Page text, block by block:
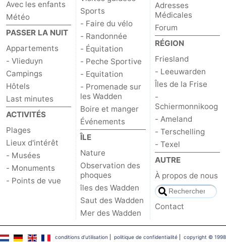
Avec les enfants
Météo
PASSER LA NUIT
Appartements
- Vlieduyn
Campings
Hôtels
Last minutes
ACTIVITÉS
Plages
Lieux d'intérêt
- Musées
- Monuments
- Points de vue
Sports
- Faire du vélo
- Randonnée
- Équitation
- Peche Sportive
- Equitation
- Promenade sur
les Wadden
Boire et manger
Événements
ÎLE
Nature
Observation des
phoques
îles des Wadden
Saut des Wadden
Mer des Wadden
Adresses
Médicales
Forum
RÉGION
Friesland
- Leeuwarden
Îles de la Frise
-
Schiermonnikoog
- Ameland
- Terschelling
- Texel
AUTRE
À propos de nous
Contact
conditions d‘utilisation politique de confidentialité| copyright © 1998